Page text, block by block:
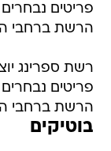
פריטים
הרשת ברחבי
פריטים
הרשת ברחבי
בוטיקים